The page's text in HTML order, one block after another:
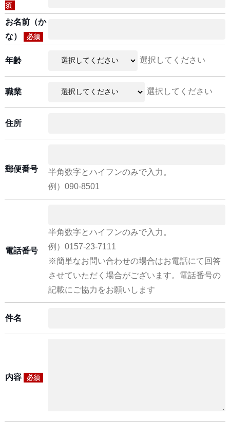
須
お名前（か
な）
必須
年齢 選択してください
職業 選択してください
住所
郵便番号
半角数字とハイフンのみで入力。
例）090-8501
電話番号
半角数字とハイフンのみで入力。
例）0157-23-7111
※簡単なお問い合わせの場合はお電話にて回答
させていただく場合がございます。電話番号の
記載にご協力をお願いします
件名
内容 必須